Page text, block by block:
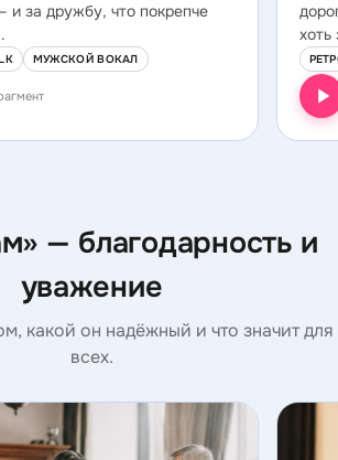
и за дружбу, что покрепче
МУЖСКОЙ ВОКАЛ
хоть
— благодарность и
уважение
какой он надёжный и что значит для
всех.